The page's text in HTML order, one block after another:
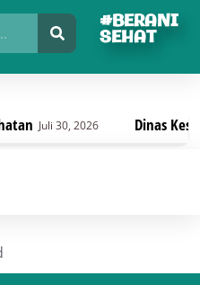
#BERANI
SEHAT
Dinas Kesehatan Sulteng